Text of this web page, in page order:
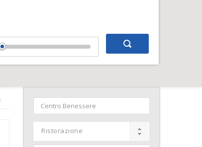
Ristorazione